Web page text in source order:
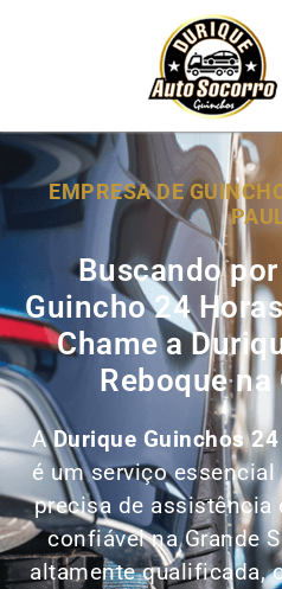
EMPRESA DE
Buscando
Guincho 24
Chame a
Reboque na
ADurique Guinchos
é um serviço essencial
precisa de assistência
confiável na Grande
altamente qualificada,